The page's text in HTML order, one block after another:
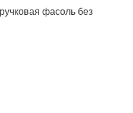
фасоль без